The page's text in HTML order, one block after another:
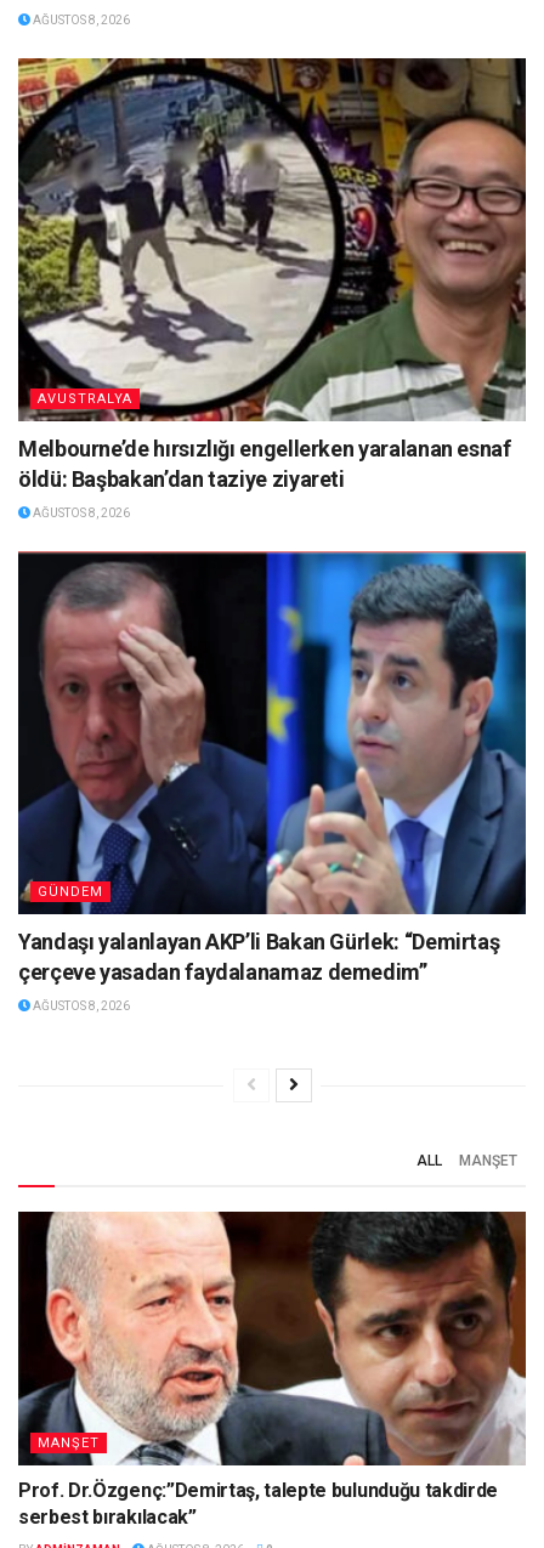
AĞUSTOS 8, 2026
AVUSTRALYA
Melbourne’de hırsızlığı engellerken yaralanan esnaf
öldü: Başbakan’dan taziye ziyareti
AĞUSTOS 8, 2026
GÜNDEM
Yandaşı yalanlayan AKP’li Bakan Gürlek: “Demirtaş
çerçeve yasadan faydalanamaz demedim”
AĞUSTOS 8, 2026
ALL MANŞET
MANŞET
Prof. Dr.Özgenç:”Demirtaş, talepte bulunduğu takdirde
serbest bırakılacak”